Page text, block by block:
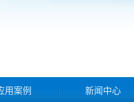
用案例 新闻中心